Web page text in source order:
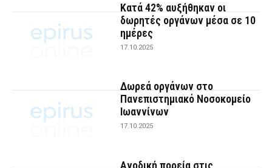
Κατά 42% αυξήθηκαν οι
δωρητές οργάνων μέσα σε 10
ημέρες
17.10.2025
Δωρεά οργάνων στο
Πανεπιστημιακό Νοσοκομείο
Ιωαννίνων
17.10.2025
Ανοδική πορεία στις